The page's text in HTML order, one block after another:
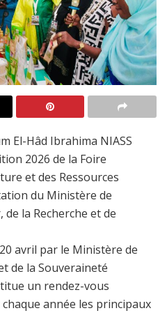
El-Hâd Ibrahima NIASS
2026 de la Foire
et des Ressources
du Ministère de
de la Recherche et de
avril par le Ministère de
de la Souveraineté
un rendez-vous
année les principaux